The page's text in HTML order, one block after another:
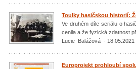
Toulky hasičskou historií:
Ve druhém díle seriálu o
cenila a že fyzická zdatnost
Lucie Balážová - 18.05.2021
Europrojekt prohloubí